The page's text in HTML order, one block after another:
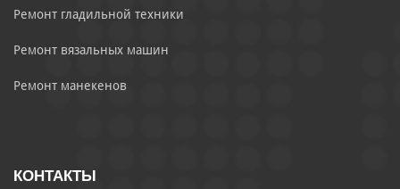
Ремонт гладильной техники
Ремонт вязальных машин
Ремонт манекенов
КОНТАКТЫ